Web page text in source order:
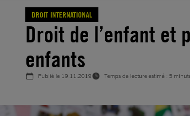
DROIT INTERNATIONAL
Droit de l’enfant et
enfants
Publié le 19.11.2019 Temps de lecture estimé : 5